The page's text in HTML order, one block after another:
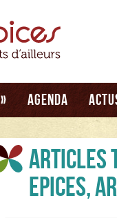
» Agenda
Articles
Epices,